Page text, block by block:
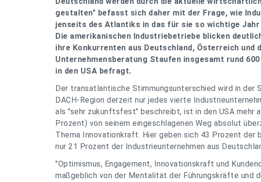
gestalten" befasst sich daher mit der Frage, wie
jenseits des Atlantiks in das für sie so wichtige Jahr
Die amerikanischen Industriebetriebe blicken
ihre Konkurrenten aus Deutschland, Österreich und
Unternehmensberatung Staufen insgesamt rund
in den USA befragt.
Der transatlantische Stimmungsunterschied wird in der
DACH-Region derzeit nur jedes vierte
als "sehr zukunftsfest" beschreibt, ist in den USA mehr
Prozent) von seinem eingeschlagenen Weg absolut
Thema Innovationkraft. Hier geben sich 43 Prozent der
nur 21 Prozent der Industrieunternehmen aus
"Optimismus, Engagement, Innovationskraft und
maßgeblich von der Mentalität der Führungskräfte und